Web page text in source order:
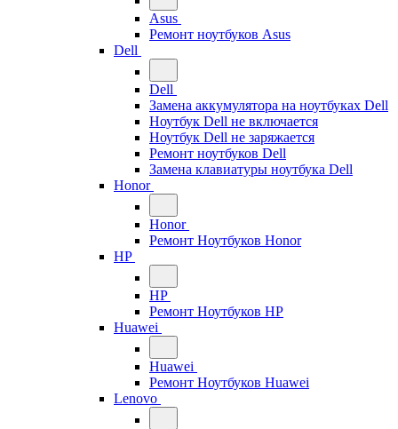
Asus
Ремонт ноутбуков Asus
Dell
Dell
Замена аккумулятора на ноутбуках Dell
Ноутбук Dell не включается
Ноутбук Dell не заряжается
Ремонт ноутбуков Dell
Замена клавиатуры ноутбука Dell
Honor
Honor
Ремонт Ноутбуков Honor
HP
HP
Ремонт Ноутбуков HP
Huawei
Huawei
Ремонт Ноутбуков Huawei
Lenovo